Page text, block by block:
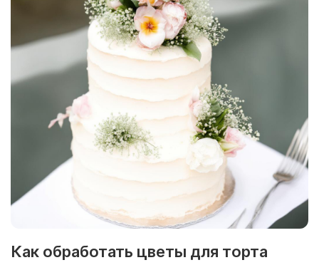
Как обработать цветы для торта